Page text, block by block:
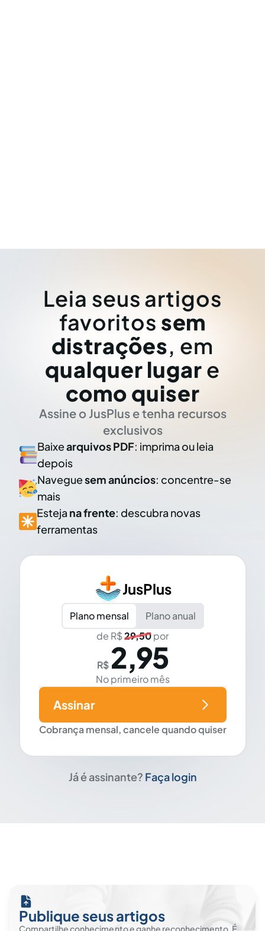
Leia seus artigos
favoritos sem
distrações, em
qualquer lugar e
como quiser
Assine o JusPlus e tenha recursos
exclusivos
Baixearquivos PDF: imprima ou leia
depois
Naveguesem anúncios: concentre-se
mais
Esteja na frente: descubra novas
ferramentas
JusPlus
Plano mensal
Plano anual
de R$29,50por
R$ 2,95
No primeiro mês
Cobrança mensal, cancele quando quiser
Assinar
Já é assinante? Faça login
Publique seus artigos
Compartilhe conhecimento e ganhe reconhecimento. É